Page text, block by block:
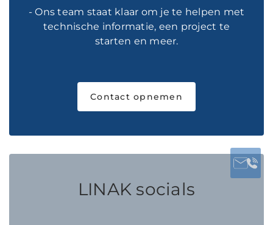
- Ons team staat klaar om je te helpen met
technische informatie, een project te
starten en meer.
Contact opnemen
LINAK socials